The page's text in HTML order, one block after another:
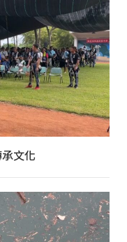
文化